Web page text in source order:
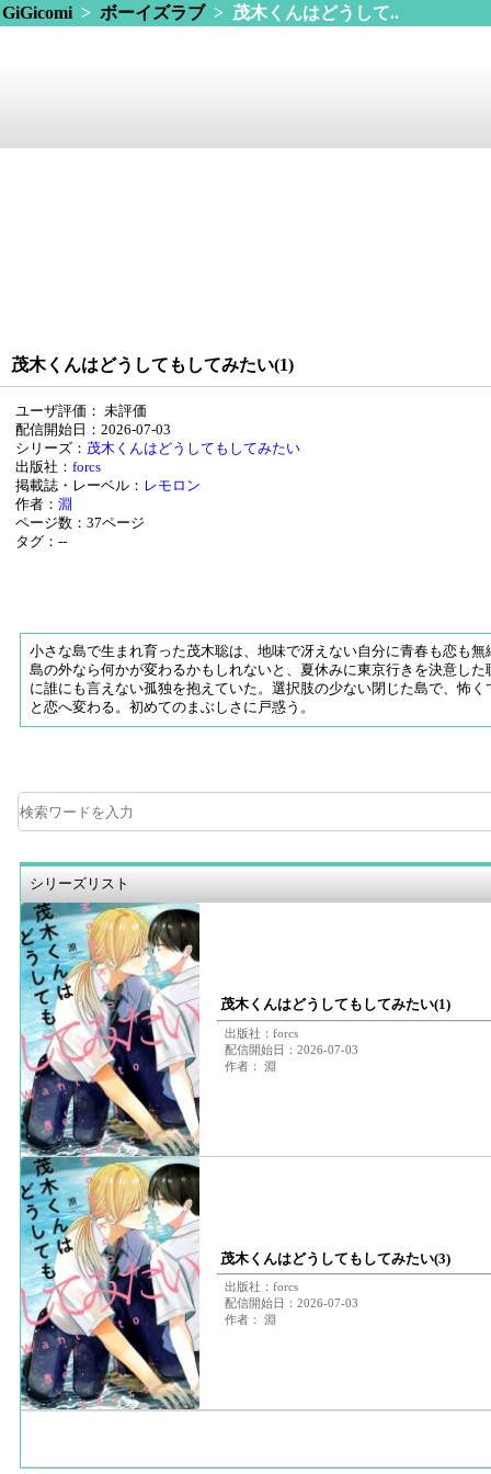
GiGicomi> ボーイズラブ> 茂木くんはどうして..
茂木くんはどうしてもしてみたい(1)
ユーザ評価： 未評価
配信開始日：2026-07-03
シリーズ： 茂木くんはどうしてもしてみたい
出版社：forcs
掲載誌・レーベル： レモロン
作者：淵
ページ数：37ページ
タグ：--
小さな島で生まれ育った茂木聡は、地味で冴えない自分に青春も恋も
島の外なら何かが変わるかもしれないと、夏休みに東京行きを決意し
に誰にも言えない孤独を抱えていた。選択肢の少ない閉じた島で、怖
と恋へ変わる。初めてのまぶしさに戸惑う。
シリーズリスト
茂木くんはどうしてもしてみたい(1)
出版社：forcs
配信開始日：2026-07-03
作者： 淵
茂木くんはどうしてもしてみたい(3)
出版社：forcs
配信開始日：2026-07-03
作者： 淵